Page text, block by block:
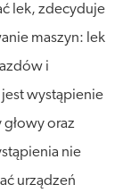
lek, zdecyduje
maszyn: lek
i
wystąpienie
głowy oraz
nie
urządzeń